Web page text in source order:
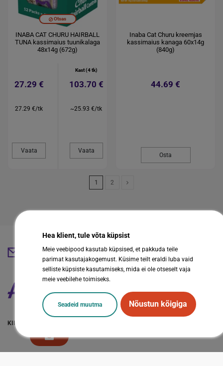
Otsas
INABA CAT CHURU HAIRBALL
TUNA kassimaius tuunikalaga
48x14g (672g)
27.29 €
27.29 €/tk
Vaata
Kast (4 tk)
103.70 €
~25.93 €/tk
Vaata
Inaba Cat Churu kreemjas
kassimaius kanaga 60x14g
(840g)
44.69 €
Osta
1 2
abestore@abestore.ee
KIIRVIITED
Hea klient, tule võta küpsist
Meie veebipood kasutab küpsised, et pakkuda teile
parimat kasutajakogemust. Küsime teilt eraldi luba vaid
selliste küpsiste kasutamiseks, mida ei ole otseselt vaja
meie veebilehe toimiseks.
Seadeid muutma Nõustun kõigiga